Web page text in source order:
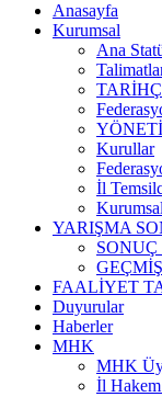
Anasayfa
Kurumsal
Ana
Kurullar
İl
YARIŞMA
FAALİYET
Duyurular
Haberler
MHK
MHK
İl